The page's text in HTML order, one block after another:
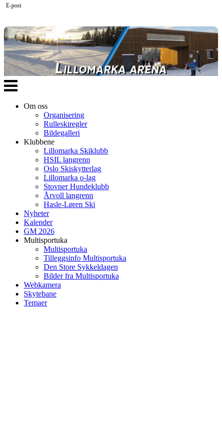
Veksle
navigasjon
Om oss
Organisering
Rulleskiregler
Bildegalleri
Klubbene
Lillomarka Skiklubb
HSIL langrenn
Oslo Skiskytterlag
Lillomarka o-lag
Stovner Hundeklubb
Årvoll langrenn
Hasle-Løren Ski
Nyheter
Kalender
GM 2026
Multisportuka
Multisportuka
Tilleggsinfo Multisportuka
Den Store Sykkeldagen
Bilder fra Multisportuka
Webkamera
Skytebane
Temaer
E-post